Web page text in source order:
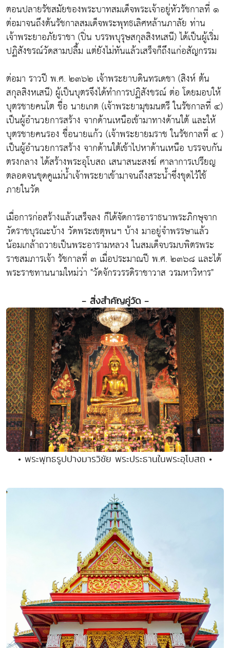
ตอนปลายรัชสมัยของพระบาทสมเด็จพระเจ้าอยู่หัวรัชกาลที่ ๑
ต่อมาจนถึงต้นรัชกาลสมเด็จพระพุทธเลิศหล้านภาลัย ท่าน
เจ้าพระยาอภัยราชา (ปิ่น บรรพบุรุษสกุลสิงหเสนี) ได้เป็นผู้เริ่ม
ปฏิสังขรณ์วัดสามปลื้ม แต่ยังไม่ทันแล้วเสร็จก็ถึงแก่อสัญกรรม
ต่อมา ราวปี พ.ศ. ๒๓๖๒ เจ้าพระยาบดินทรเดชา (สิงห์ ต้น
สกุลสิงหเสนี) ผู้เป็นบุตรจึงได้ทำการปฏิสังขรณ์ ต่อ โดยมอบให้
บุตรชายคนโต ชื่อ นายเกต (เจ้าพระยามุขมนตรี ในรัชกาลที่ ๔)
เป็นผู้อำนวยการสร้าง จากด้านเหนือเข้ามาทางด้านใต้ และให้
บุตรชายคนรอง ชื่อนายแก้ว (เจ้าพระยายมราช ในรัชกาลที่ ๔ )
เป็นผู้อำนวยการสร้าง จากด้านใต้เข้าไปหาด้านเหนือ บรรจบกัน
ตรงกลาง ได้สร้างพระอุโบสถ เสนาสนะสงฆ์ ศาลาการเปรียญ
ตลอดจนขุดคูแม่น้ำเจ้าพระยาเข้ามาจนถึงสระน้ำซึ่งขุดไว้ใช้
ภายในวัด
เมื่อการก่อสร้างแล้วเสร็จลง ก็ได้จัดการอาราธนาพระภิกษุจาก
วัดราชบุรณะบ้าง วัดพระเชตุพนฯ บ้าง มาอยู่จำพรรษาแล้ว
น้อมเกล้าถวายเป็นพระอารามหลวง ในสมเด็จบรมบพิตรพระ
ราชสมภารเจ้า รัชกาลที่ ๓ เมื่อประมาณปี พ.ศ. ๒๓๖๘ และได้
พระราชทานนามใหม่ว่า "วัดจักรวรรดิราชาวาส วรมหาวิหาร"
- สิ่งสำคัญคู่วัด -
• พระพุทธรูปปางมารวิชัย พระประธานในพระอุโบสถ •